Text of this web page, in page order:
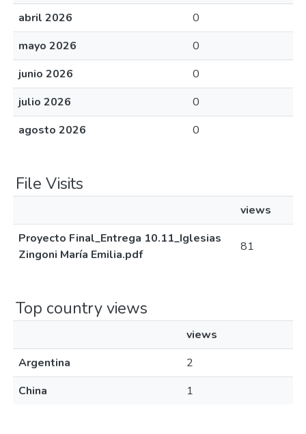
abril 2026
0
mayo 2026
0
junio 2026
0
julio 2026
0
agosto 2026
0
File Visits
views
Proyecto Final_Entrega 10.11_Iglesias
Zingoni María Emilia.pdf
81
Top country views
views
Argentina
2
China
1